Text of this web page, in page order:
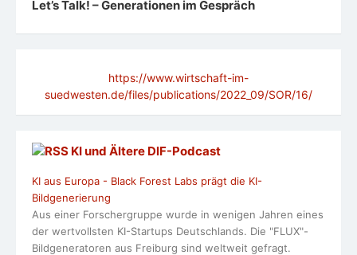
Let’s Talk! – Generationen im Gespräch
https://www.wirtschaft-im-
suedwesten.de/files/publications/2022_09/SOR/16/
KI und Ältere DlF-Podcast
KI aus Europa - Black Forest Labs prägt die KI-
Bildgenerierung
Aus einer Forschergruppe wurde in wenigen Jahren eines
der wertvollsten KI-Startups Deutschlands. Die "FLUX"-
Bildgeneratoren aus Freiburg sind weltweit gefragt.